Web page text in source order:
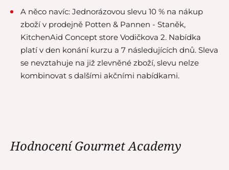
A něco navíc: Jednorázovou slevu 10 % na nákup
zboží v prodejně Potten & Pannen - Staněk,
KitchenAid Concept store Vodičkova 2. Nabídka
platí v den konání kurzu a 7 následujících dnů. Sleva
se nevztahuje na již zlevněné zboží, slevu nelze
kombinovat s dalšími akčními nabídkami.
Hodnocení Gourmet Academy